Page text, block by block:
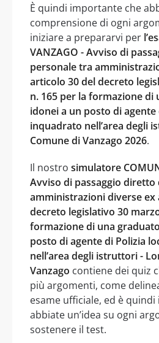
È quindi importante che
comprensione di ogni
iniziare a prepararvi per
VANZAGO - Avviso di
personale tra
articolo 30 del decreto
n. 165 per la formazione di
idonei a un posto di agente
inquadrato nell’area degli
Comune di Vanzago 2026.
Il nostro simulatore
Avviso di passaggio
amministrazioni diverse ex
decreto legislativo 30
formazione di una
posto di agente di Polizia
nell’area degli istruttori -
Vanzago contiene dei quiz
più argomenti, come
esame ufficiale, ed è
abbiate un’idea su ogni
sostenere il test.